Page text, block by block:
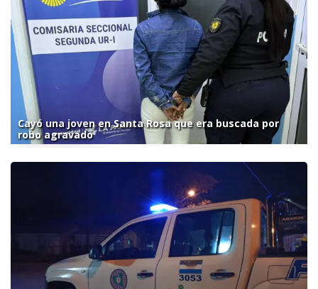
Cayó una joven en Santa Rosa que era buscada por
robo agravado